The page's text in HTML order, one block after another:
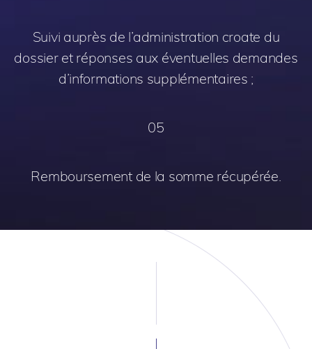
Suivi auprès de l’administration croate du
dossier et réponses aux éventuelles demandes
d’informations supplémentaires ;
05
Remboursement de la somme récupérée.